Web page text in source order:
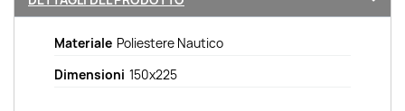
Materiale Poliestere Nautico
Dimensioni 150x225